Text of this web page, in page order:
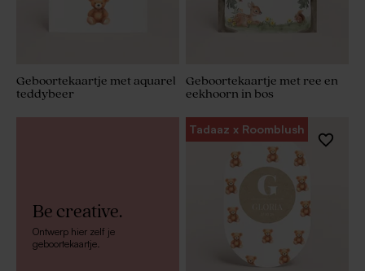
Be creative.
Ontwerp hier zelf je
geboortekaartje.
Geboortekaartje met aquarel
teddybeer
Geboortekaartje met ree en
eekhoorn in bos
Tadaaz x Roomblush